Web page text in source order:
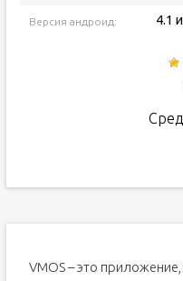
Версия андроид: 4.1
VMOS – это